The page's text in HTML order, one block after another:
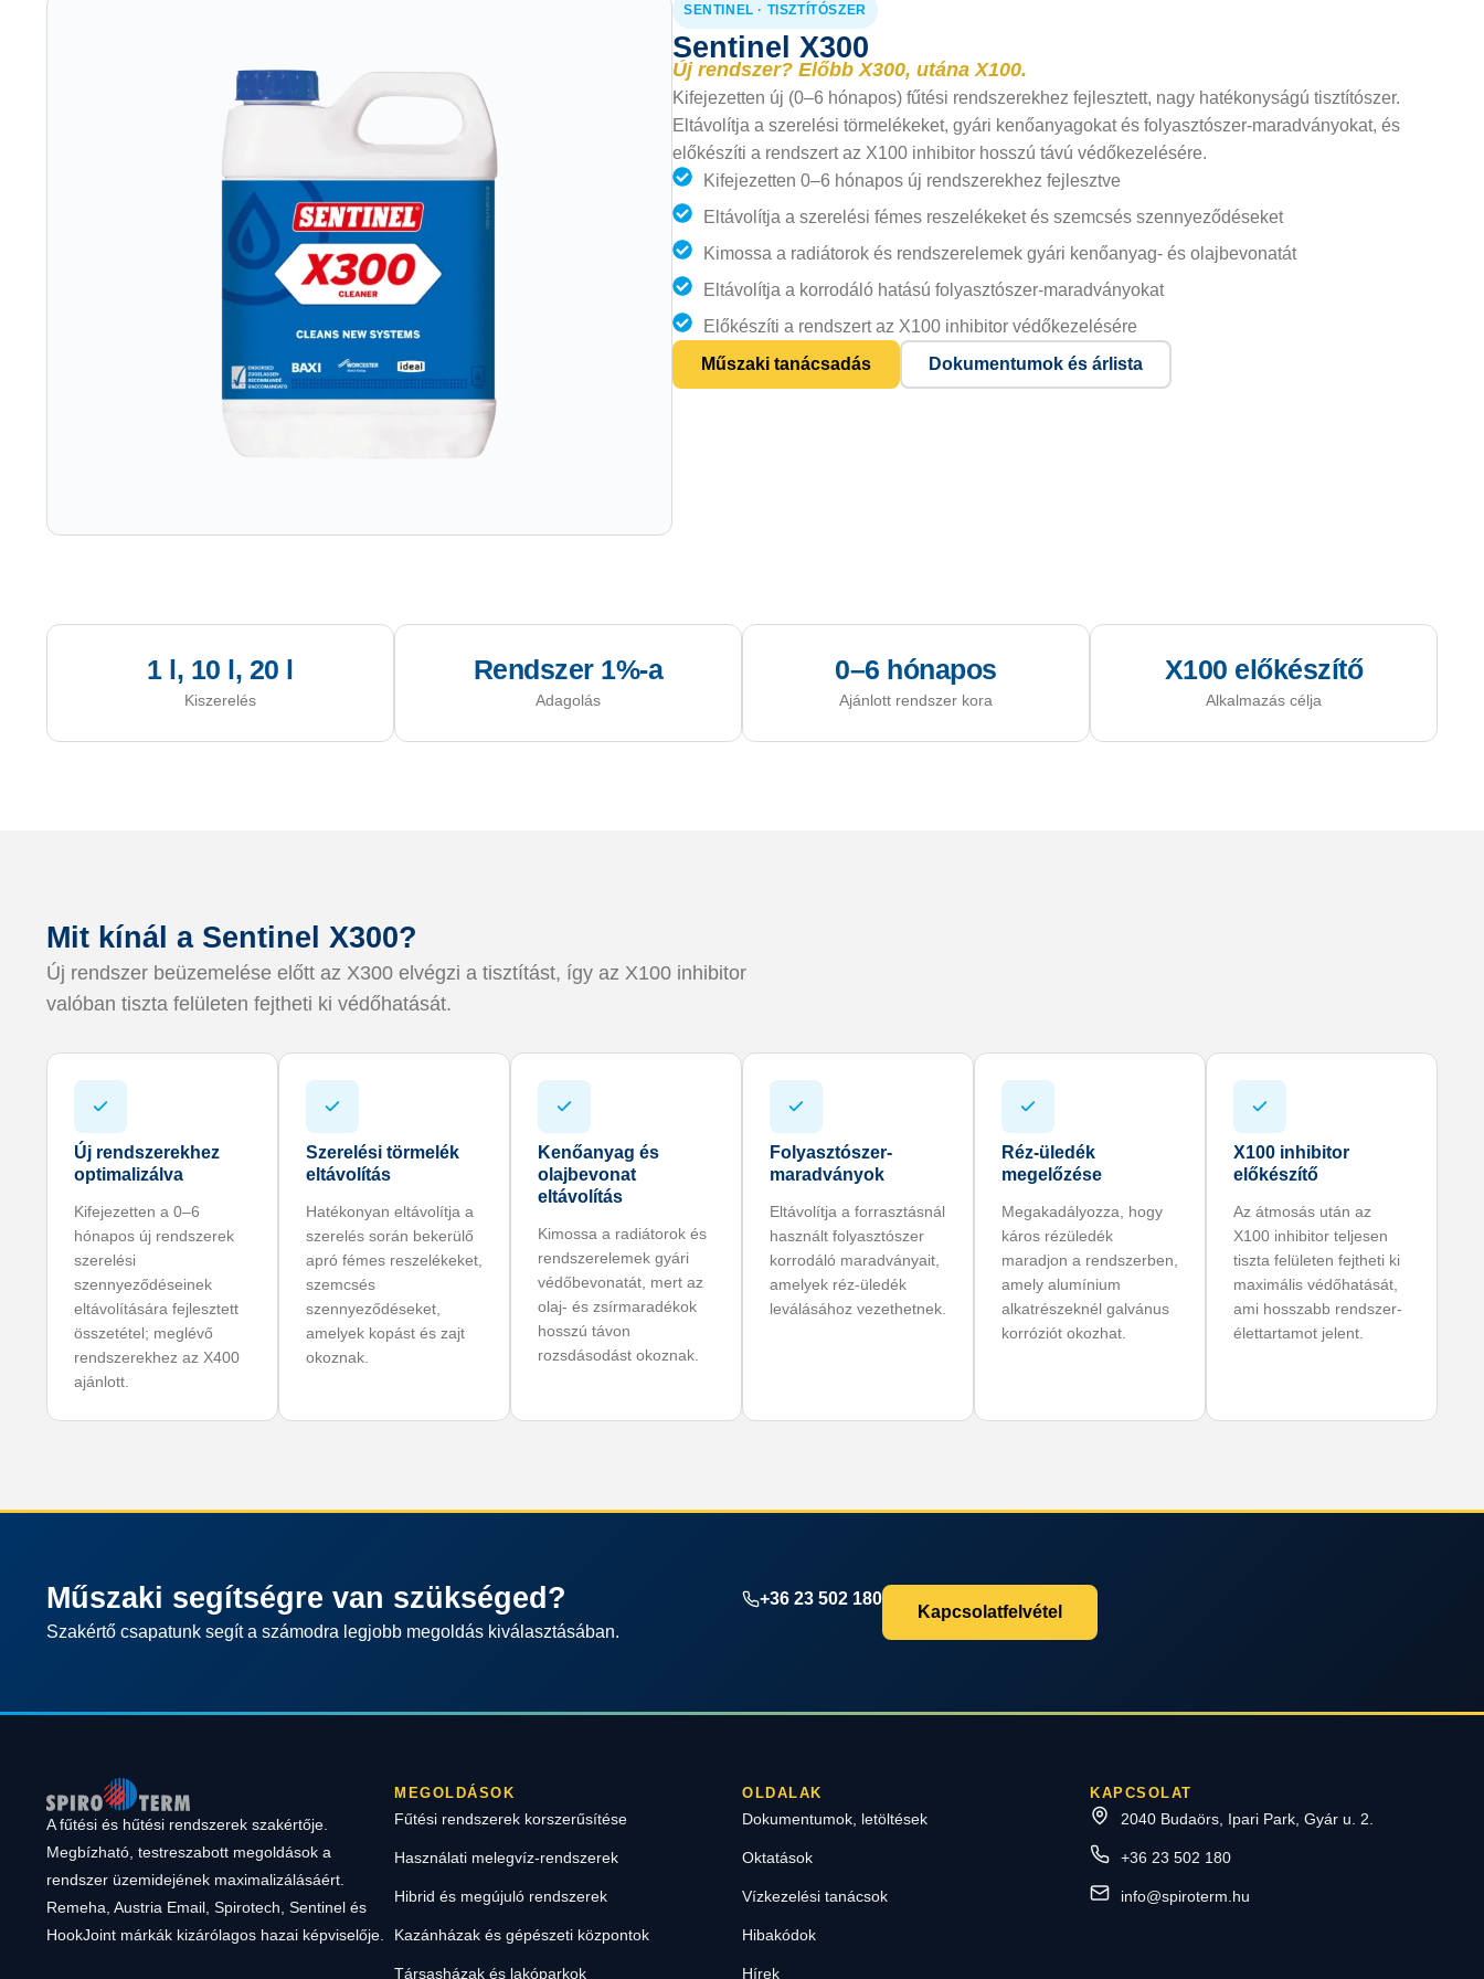
SENTINEL · TISZTÍTÓSZER
Sentinel X300
Új rendszer? Előbb X300, utána X100.
Kifejezetten új (0–6 hónapos) fűtési rendszerekhez fejlesztett, nagy hatékonyságú tisztítószer.
Eltávolítja a szerelési törmelékeket, gyári kenőanyagokat és folyasztószer-maradványokat, és
előkészíti a rendszert az X100 inhibitor hosszú távú védőkezelésére.
Kifejezetten 0–6 hónapos új rendszerekhez fejlesztve
Eltávolítja a szerelési fémes reszelékeket és szemcsés szennyeződéseket
Kimossa a radiátorok és rendszerelemek gyári kenőanyag- és olajbevonatát
Eltávolítja a korrodáló hatású folyasztószer-maradványokat
Előkészíti a rendszert az X100 inhibitor védőkezelésére
Műszaki tanácsadás
Dokumentumok és árlista
1 l, 10 l, 20 l
Kiszerelés
Rendszer 1%-a
Adagolás
0–6 hónapos
Ajánlott rendszer kora
X100 előkészítő
Alkalmazás célja
Mit kínál a Sentinel X300?
Új rendszer beüzemelése előtt az X300 elvégzi a tisztítást, így az X100 inhibitor
valóban tiszta felületen fejtheti ki védőhatását.
Új rendszerekhez
optimalizálva
Kifejezetten a 0–6
hónapos új rendszerek
szerelési
szennyeződéseinek
eltávolítására fejlesztett
összetétel; meglévő
rendszerekhez az X400
ajánlott.
Szerelési törmelék
eltávolítás
Hatékonyan eltávolítja a
szerelés során bekerülő
apró fémes reszelékeket,
szemcsés
szennyeződéseket,
amelyek kopást és zajt
okoznak.
Kenőanyag és
olajbevonat
eltávolítás
Kimossa a radiátorok és
rendszerelemek gyári
védőbevonatát, mert az
olaj- és zsírmaradékok
hosszú távon
rozsdásodást okoznak.
Folyasztószer-
maradványok
Eltávolítja a forrasztásnál
használt folyasztószer
korrodáló maradványait,
amelyek réz-üledék
leválásához vezethetnek.
Réz-üledék
megelőzése
Megakadályozza, hogy
káros rézüledék
maradjon a rendszerben,
amely alumínium
alkatrészeknél galvánus
korróziót okozhat.
X100 inhibitor
előkészítő
Az átmosás után az
X100 inhibitor teljesen
tiszta felületen fejtheti ki
maximális védőhatását,
ami hosszabb rendszer-
élettartamot jelent.
Műszaki segítségre van szükséged?
Szakértő csapatunk segít a számodra legjobb megoldás kiválasztásában.
+36 23 502 180
Kapcsolatfelvétel
A fűtési és hűtési rendszerek szakértője.
Megbízható, testreszabott megoldások a
rendszer üzemidejének maximalizálásáért.
Remeha, Austria Email, Spirotech, Sentinel és
HookJoint márkák kizárólagos hazai képviselője.
MEGOLDÁSOK
Fűtési rendszerek korszerűsítése
Használati melegvíz-rendszerek
Hibrid és megújuló rendszerek
Kazánházak és gépészeti központok
Társasházak és lakóparkok
OLDALAK
Dokumentumok, letöltések
Oktatások
Vízkezelési tanácsok
Hibakódok
Hírek
KAPCSOLAT
2040 Budaörs, Ipari Park, Gyár u. 2.
+36 23 502 180
info@spiroterm.hu